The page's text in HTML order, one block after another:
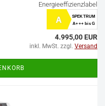
Energieeffizienzlabel
A
SPEKTRUM
A+++ bis G
4.995,00 EUR
inkl. MwSt. zzgl. Versand